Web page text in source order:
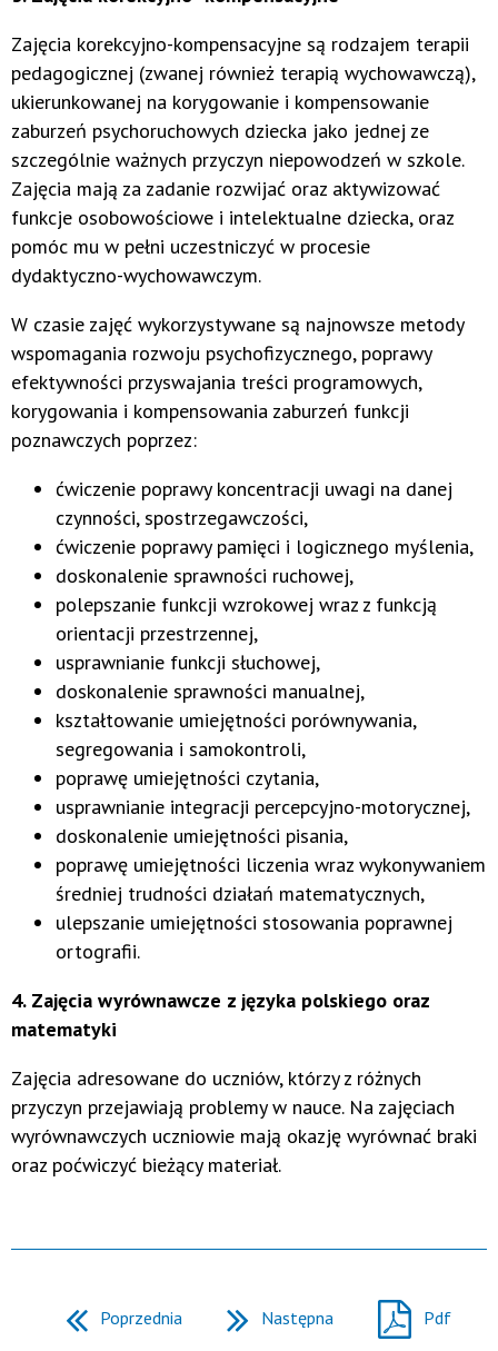
Zajęcia korekcyjno-kompensacyjne są rodzajem terapii
pedagogicznej (zwanej również terapią wychowawczą),
ukierunkowanej na korygowanie i kompensowanie
zaburzeń psychoruchowych dziecka jako jednej ze
szczególnie ważnych przyczyn niepowodzeń w szkole.
Zajęcia mają za zadanie rozwijać oraz aktywizować
funkcje osobowościowe i intelektualne dziecka, oraz
pomóc mu w pełni uczestniczyć w procesie
dydaktyczno-wychowawczym.
W czasie zajęć wykorzystywane są najnowsze metody
wspomagania rozwoju psychofizycznego, poprawy
efektywności przyswajania treści programowych,
korygowania i kompensowania zaburzeń funkcji
poznawczych poprzez:
ćwiczenie poprawy koncentracji uwagi na danej
czynności, spostrzegawczości,
ćwiczenie poprawy pamięci i logicznego myślenia,
doskonalenie sprawności ruchowej,
polepszanie funkcji wzrokowej wraz z funkcją
orientacji przestrzennej,
usprawnianie funkcji słuchowej,
doskonalenie sprawności manualnej,
kształtowanie umiejętności porównywania,
segregowania i samokontroli,
poprawę umiejętności czytania,
usprawnianie integracji percepcyjno-motorycznej,
doskonalenie umiejętności pisania,
poprawę umiejętności liczenia wraz wykonywaniem
średniej trudności działań matematycznych,
ulepszanie umiejętności stosowania poprawnej
ortografii.
4. Zajęcia wyrównawcze z języka polskiego oraz
matematyki
Zajęcia adresowane do uczniów, którzy z różnych
przyczyn przejawiają problemy w nauce. Na zajęciach
wyrównawczych uczniowie mają okazję wyrównać braki
oraz poćwiczyć bieżący materiał.
Poprzednia Następna Pdf